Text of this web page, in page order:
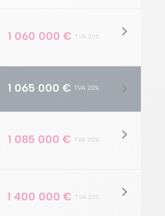
1 060 000 € TVA 20%
1 065 000 € TVA 20%
1 085 000 € TVA 20%
1 400 000 € TVA 20%